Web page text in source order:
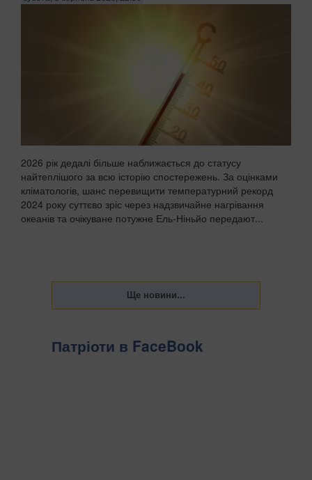
2026 рік дедалі більше наближається до статусу
найтеплішого за всю історію спостережень. За оцінками
кліматологів, шанс перевищити температурний рекорд
2024 року суттєво зріс через надзвичайне нагрівання
океанів та очікуване потужне Ель-Ніньйо передают...
Патріоти в FaceBook